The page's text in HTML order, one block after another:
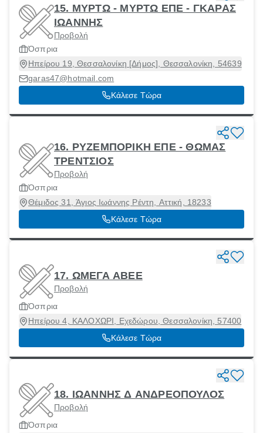
15. ΜΥΡΤΩ - ΜΥΡΤΩ ΕΠΕ - ΓΚΑΡΑΣ
ΙΩΑΝΝΗΣ
Προβολή
Όσπρια
Ηπείρου 19, Θεσσαλονίκη [Δήμος], Θεσσαλονίκη, 54639
garas47@hotmail.com
Κάλεσε Τώρα
16. ΡΥΖΕΜΠΟΡΙΚΗ ΕΠΕ - ΘΩΜΑΣ
ΤΡΕΝΤΣΙΟΣ
Προβολή
Όσπρια
Θέμιδος 31, Άγιος Ιωάννης Ρέντη, Αττική, 18233
Κάλεσε Τώρα
17. ΩΜΕΓΑ ΑΒΕΕ
Προβολή
Όσπρια
Ηπείρου 4, ΚΑΛΟΧΩΡΙ, Εχεδώρου, Θεσσαλονίκη, 57400
Κάλεσε Τώρα
18. ΙΩΑΝΝΗΣ Δ ΑΝΔΡΕΟΠΟΥΛΟΣ
Προβολή
Όσπρια